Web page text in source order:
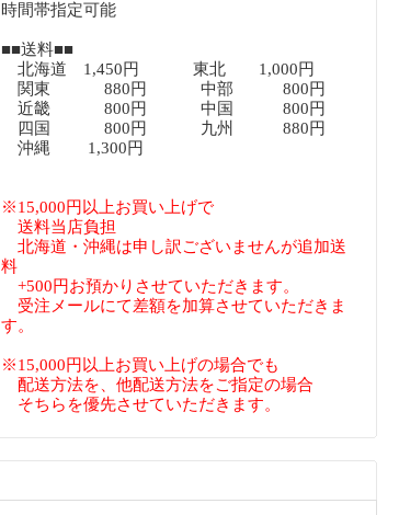
時間帯指定可能
■■送料■■
北海道 1,450円 東北 1,000円
関東 880円 中部 800円
近畿 800円 中国 800円
四国 800円 九州 880円
沖縄 1,300円
※15,000円以上お買い上げで
送料当店負担
北海道・沖縄は申し訳ございませんが追加送
料
+500円お預かりさせていただきます。
受注メールにて差額を加算させていただきま
す。
※15,000円以上お買い上げの場合でも
配送方法を、他配送方法をご指定の場合
そちらを優先させていただきます。